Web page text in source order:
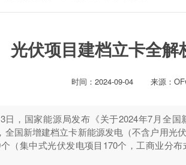
光伏项目建档立卡全
时间： 2024-09-04 来源：
日，国家能源局发布《关于2024年7月全
全国新增建档立卡新能源发电（不含户用光
（集中式光伏发电项目170个，工商业分